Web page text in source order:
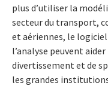
plus d’utiliser la
secteur du transport,
et aériennes, le
l’analyse peuvent
divertissement et de
les grandes